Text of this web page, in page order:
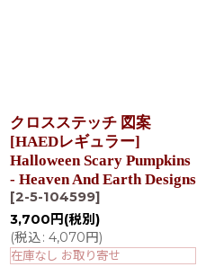
クロスステッチ 図案
[HAEDレギュラー]
Halloween Scary Pumpkins
- Heaven And Earth Designs
[2-5-104599]
3,700 円 (税別)
(税込: 4,070円)
在庫なし お取り寄せ